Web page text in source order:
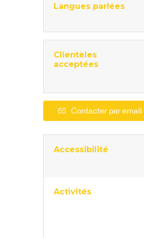
Langues parlées
Clientèles
acceptées
Contacter par email
Accessibilité
Activités